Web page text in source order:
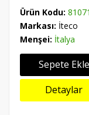
Ürün Kodu:
Markası: İteco
Menşei: İtalya
Sepete Ekle
Detaylar